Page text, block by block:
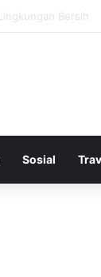
Sosial